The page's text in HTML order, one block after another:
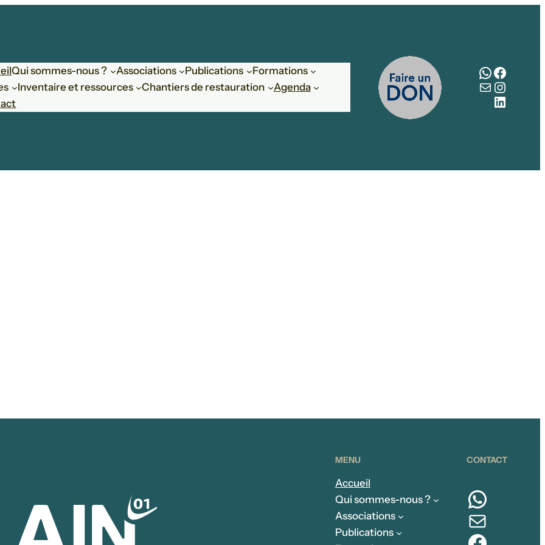
Qui sommes-nous ? Associations Publications
Formations
Inventaire et ressources Chantiers de restauration
Agenda
E-mail
MENU
Accueil
Qui sommes-nous ?
Associations
Publications
CONTACT
E-mail